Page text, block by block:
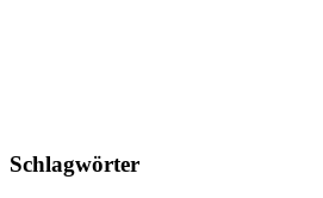
Schlagwörter